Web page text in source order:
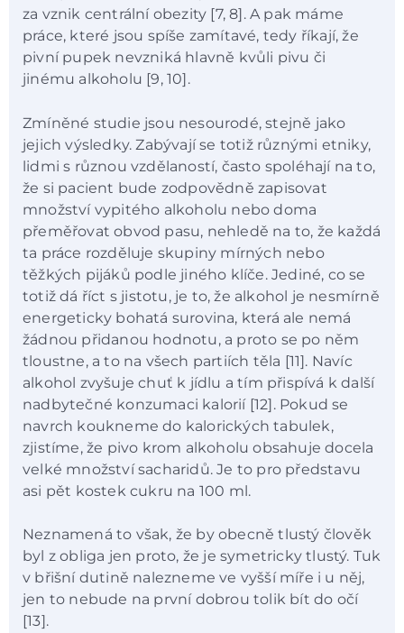
za vznik centrální obezity [7, 8]. A pak máme
práce, které jsou spíše zamítavé, tedy říkají, že
pivní pupek nevzniká hlavně kvůli pivu či
jinému alkoholu [9, 10].
Zmíněné studie jsou nesourodé, stejně jako
jejich výsledky. Zabývají se totiž různými etniky,
lidmi s různou vzdělaností, často spoléhají na to,
že si pacient bude zodpovědně zapisovat
množství vypitého alkoholu nebo doma
přeměřovat obvod pasu, nehledě na to, že každá
ta práce rozděluje skupiny mírných nebo
těžkých pijáků podle jiného klíče. Jediné, co se
totiž dá říct s jistotu, je to, že alkohol je nesmírně
energeticky bohatá surovina, která ale nemá
žádnou přidanou hodnotu, a proto se po něm
tloustne, a to na všech partiích těla [11]. Navíc
alkohol zvyšuje chuť k jídlu a tím přispívá k další
nadbytečné konzumaci kalorií [12]. Pokud se
navrch koukneme do kalorických tabulek,
zjistíme, že pivo krom alkoholu obsahuje docela
velké množství sacharidů. Je to pro představu
asi pět kostek cukru na 100 ml.
Neznamená to však, že by obecně tlustý člověk
byl z obliga jen proto, že je symetricky tlustý. Tuk
v břišní dutině nalezneme ve vyšší míře i u něj,
jen to nebude na první dobrou tolik bít do očí
[13].